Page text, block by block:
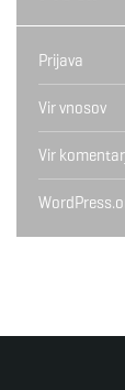
Prijava
Vir vnosov
Vir